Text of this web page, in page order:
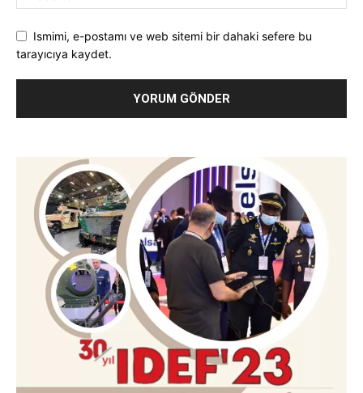
Ismimi, e-postamı ve web sitemi bir dahaki sefere bu
tarayıcıya kaydet.